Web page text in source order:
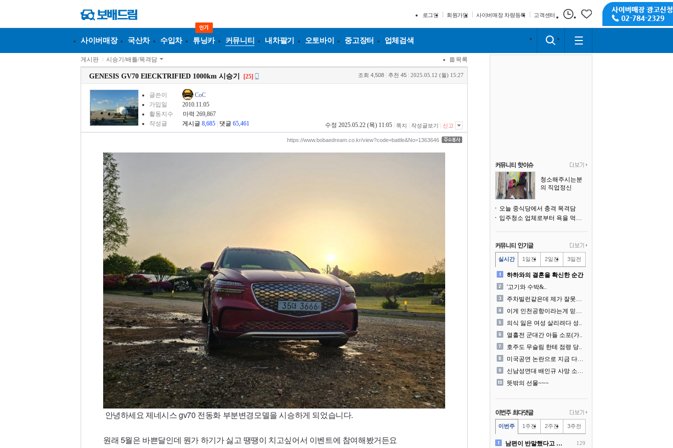
로그인 회원가입 사이버매장 차량등록 고객센터
사이버매장 국산차 수입차 튜닝카 커뮤니티 내차팔기 오토바이 중고장터 업체검색
게시판 > 시승기/배틀/목격담 목록
GENESIS GV70 ElECKTRIFIED 1000km 시승기 [25] 조회 4,508 추천 45 2025.05.12 (월) 15:27
글쓴이
CoC
가입일
2010.11.05
활동지수
마력 269,867
작성글
게시글 8,685 댓글 65,461 수정 2025.05.22 (목) 11:05 쪽지 작성글보기 신고
https://www.bobaedream.co.kr/view?code=battle&No=1363646
안녕하세요 제네시스 gv70 전동화 부분변경모델을 시승하게 되었습니다.
원래 5월은 바쁜달인데 뭔가 하기가 싫고 땡땡이 치고싶어서 이벤트에 참여해봤거든요
청소해주시는분
의 직업정신
오늘 중식당에서 충격 목격담
입주청소 업체로부터 욕을 먹고 있습니다
실시간 1일전 2일전 3일전
하하와의 결혼을 확신한 순간
'고기와 수박&..
주차빌런같은데 제가 잘못한건..
이게 인천공항이라는게 믿겨지..
의식 잃은 여성 살리려다 성..
열흘전 군대간 아들 소포(가..
호주도 무슬림 한테 점령 당..
미국공연 논란으로 지금 다시..
신남성연대 배인규 사망 소식..
뜻밖의 선물~~~
이번주 1주전 2주전 3주전
남편이 반말했다고 똑같이 반.. 129